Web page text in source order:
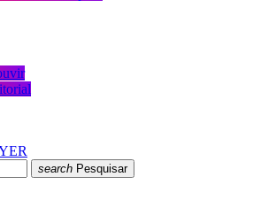
search Pesquisar